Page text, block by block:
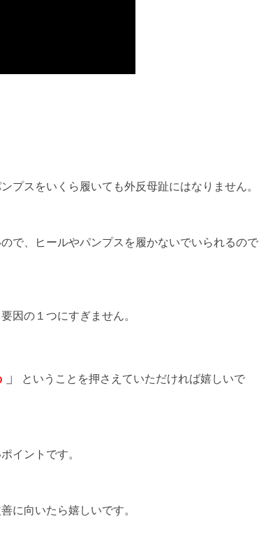
スをいくら履いても外反母趾にはなりません。
で、ヒールやパンプスを履かないでいられるので
因の１つにすぎません。
」
ということを押さえていただければ嬉しいで
イントです。
に向いたら嬉しいです。